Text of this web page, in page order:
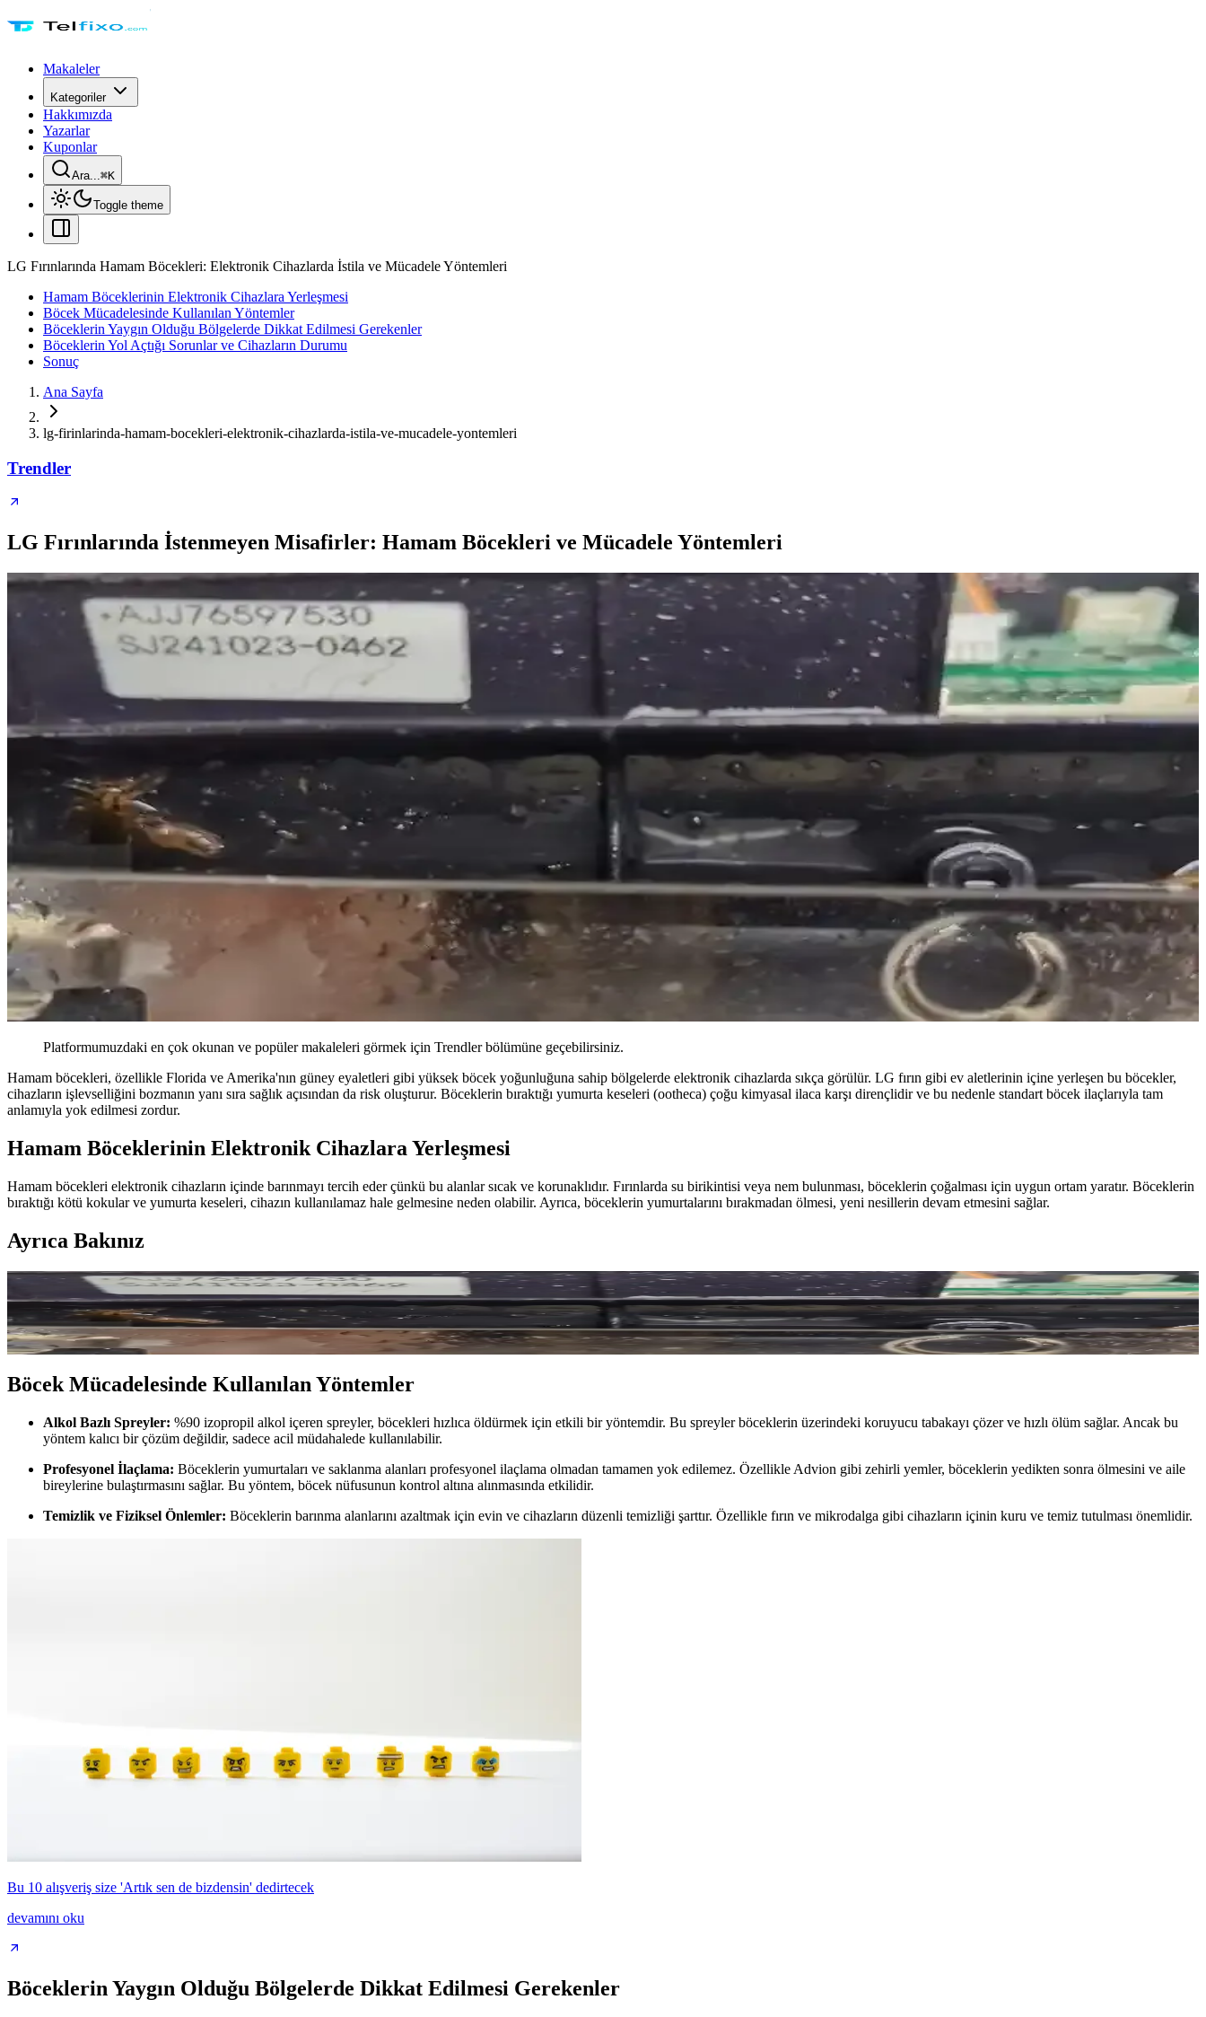
Makaleler
Kategoriler
Hakkımızda
Yazarlar
Kuponlar
Ara...⌘K
Toggle theme
LG Fırınlarında Hamam Böcekleri: Elektronik Cihazlarda İstila ve Mücadele Yöntemleri
Hamam Böceklerinin Elektronik Cihazlara Yerleşmesi
Böcek Mücadelesinde Kullanılan Yöntemler
Böceklerin Yaygın Olduğu Bölgelerde Dikkat Edilmesi Gerekenler
Böceklerin Yol Açtığı Sorunlar ve Cihazların Durumu
Sonuç
Ana Sayfa
lg-firinlarinda-hamam-bocekleri-elektronik-cihazlarda-istila-ve-mucadele-yontemleri
Trendler
LG Fırınlarında İstenmeyen Misafirler: Hamam Böcekleri ve Mücadele Yöntemleri
Platformumuzdaki en çok okunan ve popüler makaleleri görmek için Trendler bölümüne geçebilirsiniz.
Hamam böcekleri, özellikle Florida ve Amerika'nın güney eyaletleri gibi yüksek böcek yoğunluğuna sahip bölgelerde elektronik cihazlarda sıkça görülür. LG fırın gibi ev aletlerinin içine yerleşen bu böcekler,
cihazların işlevselliğini bozmanın yanı sıra sağlık açısından da risk oluşturur. Böceklerin bıraktığı yumurta keseleri (ootheca) çoğu kimyasal ilaca karşı dirençlidir ve bu nedenle standart böcek ilaçlarıyla tam
anlamıyla yok edilmesi zordur.
Hamam Böceklerinin Elektronik Cihazlara Yerleşmesi
Hamam böcekleri elektronik cihazların içinde barınmayı tercih eder çünkü bu alanlar sıcak ve korunaklıdır. Fırınlarda su birikintisi veya nem bulunması, böceklerin çoğalması için uygun ortam yaratır. Böceklerin
bıraktığı kötü kokular ve yumurta keseleri, cihazın kullanılamaz hale gelmesine neden olabilir. Ayrıca, böceklerin yumurtalarını bırakmadan ölmesi, yeni nesillerin devam etmesini sağlar.
Ayrıca Bakınız
LG Fırınlarında Hamam Böcekleri: Elektronik Cihazlarda İstila ve Mücadele Yöntemleri
Hamam böcekleri LG fırınlarda barınarak cihazların işlevini ve sağlığı tehdit eder. Yumurtalarına karşı dirençli olan bu böceklerle mücadelede profesyonel ilaçlama ve temizlik önemlidir.
Böcek Mücadelesinde Kullanılan Yöntemler
Alkol Bazlı Spreyler: %90 izopropil alkol içeren spreyler, böcekleri hızlıca öldürmek için etkili bir yöntemdir. Bu spreyler böceklerin üzerindeki koruyucu tabakayı çözer ve hızlı ölüm sağlar. Ancak bu
yöntem kalıcı bir çözüm değildir, sadece acil müdahalede kullanılabilir.
Profesyonel İlaçlama: Böceklerin yumurtaları ve saklanma alanları profesyonel ilaçlama olmadan tamamen yok edilemez. Özellikle Advion gibi zehirli yemler, böceklerin yedikten sonra ölmesini ve aile
bireylerine bulaştırmasını sağlar. Bu yöntem, böcek nüfusunun kontrol altına alınmasında etkilidir.
Temizlik ve Fiziksel Önlemler: Böceklerin barınma alanlarını azaltmak için evin ve cihazların düzenli temizliği şarttır. Özellikle fırın ve mikrodalga gibi cihazların içinin kuru ve temiz tutulması önemlidir.
Bu 10 alışveriş size 'Artık sen de bizdensin' dedirtecek
devamını oku
Böceklerin Yaygın Olduğu Bölgelerde Dikkat Edilmesi Gerekenler